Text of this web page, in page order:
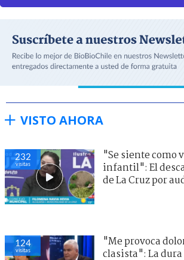
VISTO AHORA
232
visitas
"Se siente como
infantil": El
de La Cruz por
124
visitas
"Me provoca
clasista": La dura